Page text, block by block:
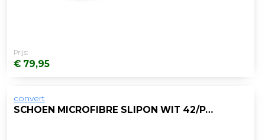
Prijs:
€ 79,95
convert
SCHOEN MICROFIBRE SLIPON WIT 42/PAAR